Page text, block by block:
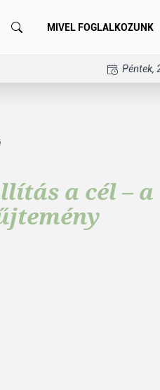
MIVEL FOGLALKOZUNK
Péntek,
a cél – a